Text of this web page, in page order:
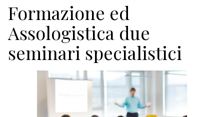
RICERCA
ECONOMIA
TURISMO
Formazione ed
Assologistica due
seminari specialistici